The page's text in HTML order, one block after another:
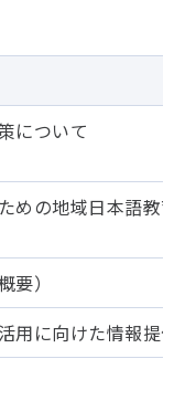
について
めの地域日本語教
要）
用に向けた情報提供